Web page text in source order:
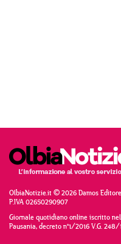
OlbiaNotizie.it © 2026 Damos Editore
P.IVA 02650290907
Giornale quotidiano online iscritto
Pausania, decreto n°1/2016 V.G.